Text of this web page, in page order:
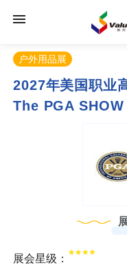
户外用品展
2027年美国职业
The PGA SHOW
展会星级：